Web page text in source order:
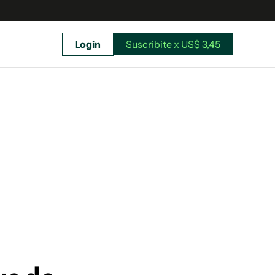
Login Suscribite x US$ 3,45